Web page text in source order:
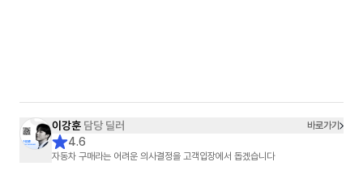
이강훈 담당 딜러 바로가기
4.6
자동차 구매라는 어려운 의사결정을 고객입장에서 돕겠습니다